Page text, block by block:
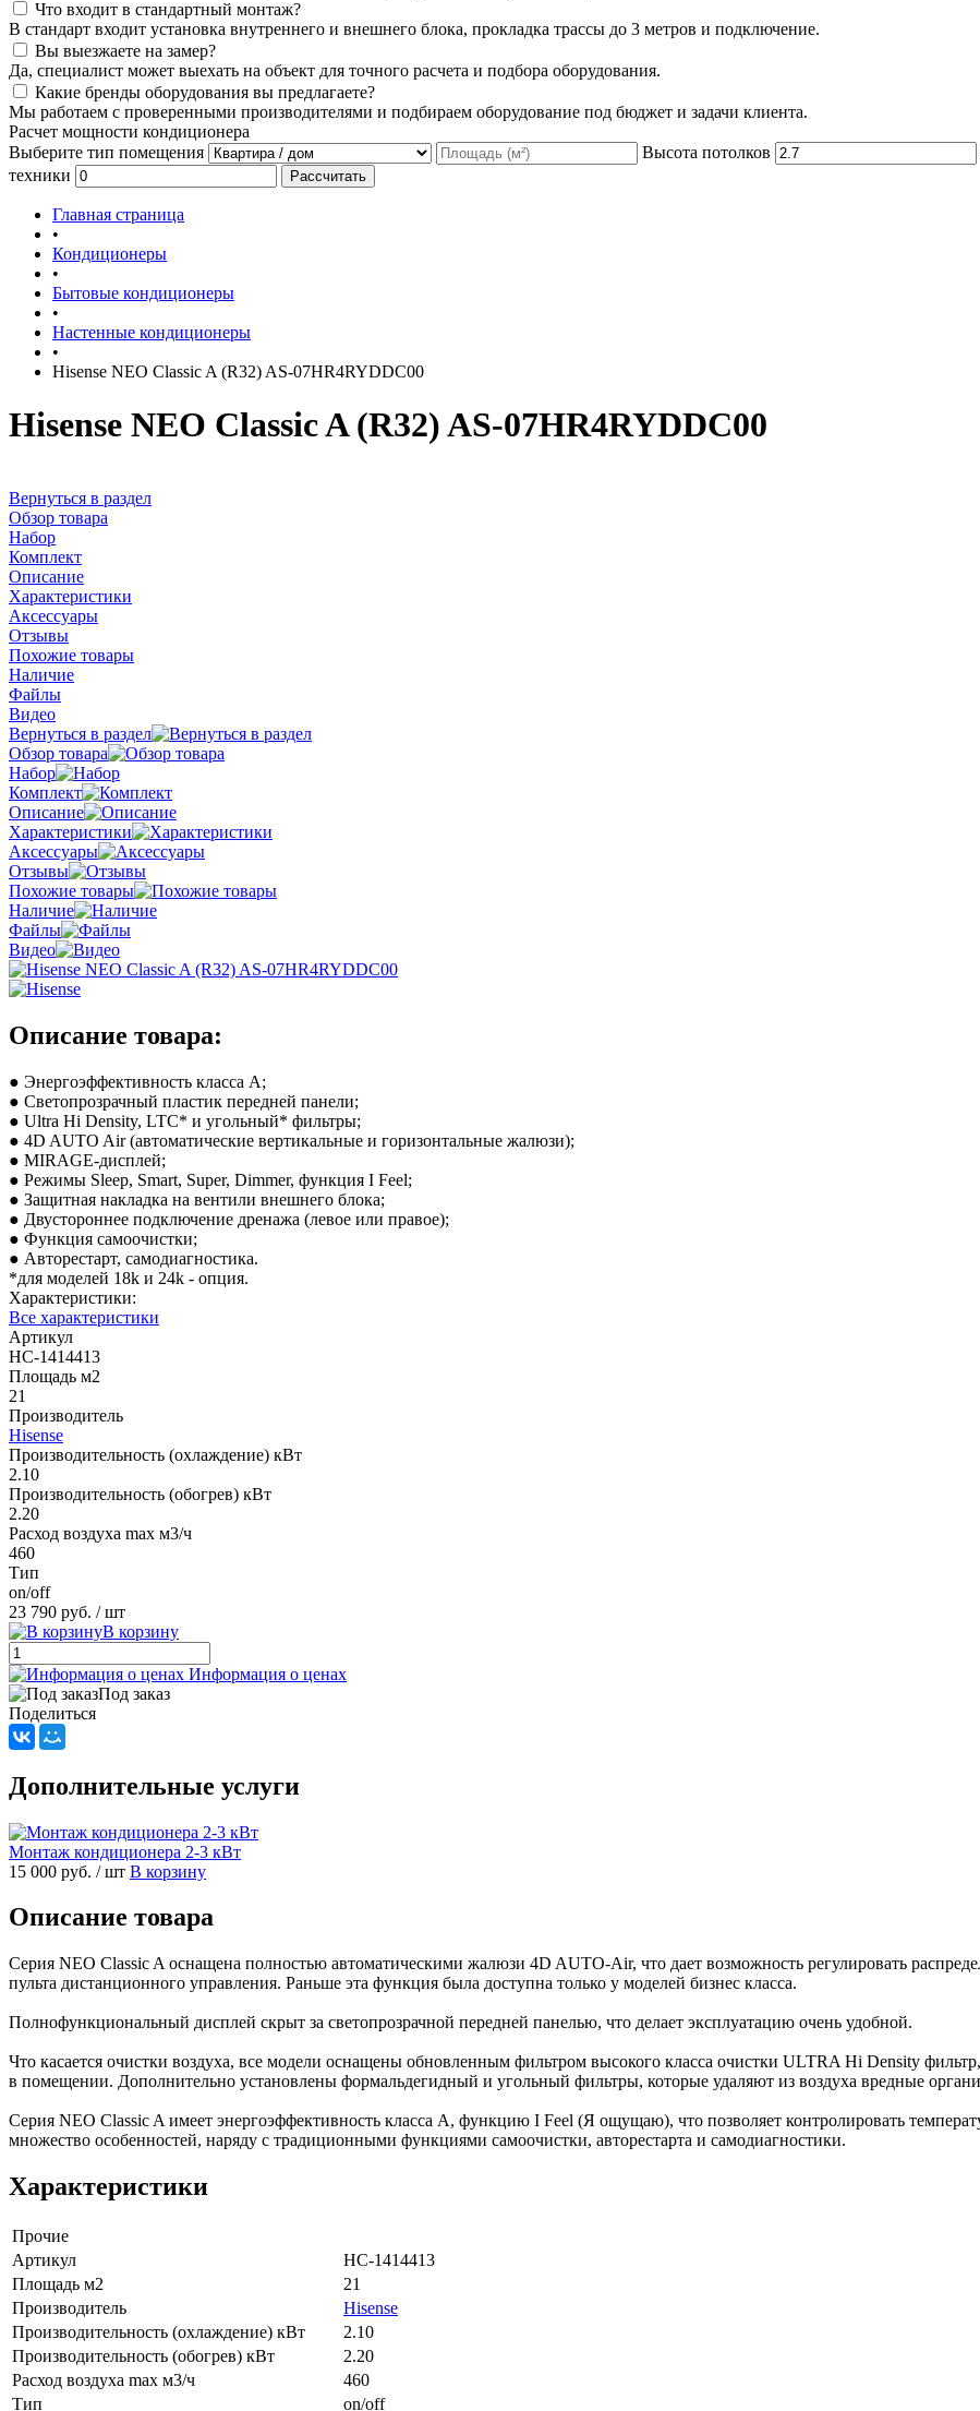
Что входит в стандартный монтаж?
В стандарт входит установка внутреннего и внешнего блока, прокладка трассы до 3 метров и подключение.
Вы выезжаете на замер?
Да, специалист может выехать на объект для точного расчета и подбора оборудования.
Какие бренды оборудования вы предлагаете?
Мы работаем с проверенными производителями и подбираем оборудование под бюджет и задачи клиента.
Расчет мощности кондиционера
Выберите тип помещения
Высота потолков
техники
Рассчитать
Главная страница
•
Кондиционеры
•
Бытовые кондиционеры
•
Настенные кондиционеры
•
Hisense NEO Classic A (R32) AS-07HR4RYDDC00
Hisense NEO Classic A (R32) AS-07HR4RYDDC00
Вернуться в раздел
Обзор товара
Набор
Комплект
Описание
Характеристики
Аксессуары
Отзывы
Похожие товары
Наличие
Файлы
Видео
Вернуться в раздел
Обзор товара
Набор
Комплект
Описание
Характеристики
Аксессуары
Отзывы
Похожие товары
Наличие
Файлы
Видео
Описание товара:
● Энергоэффективность класса А;
● Светопрозрачный пластик передней панели;
● Ultra Hi Density, LTC* и угольный* фильтры;
● 4D AUTO Air (автоматические вертикальные и горизонтальные жалюзи);
● MIRAGE-дисплей;
● Режимы Sleep, Smart, Super, Dimmer, функция I Feel;
● Защитная накладка на вентили внешнего блока;
● Двустороннее подключение дренажа (левое или правое);
● Функция самоочистки;
● Авторестарт, самодиагностика.
*для моделей 18k и 24k - опция.
Характеристики:
Все характеристики
Артикул
НС-1414413
Площадь м2
21
Производитель
Hisense
Производительность (охлаждение) кВт
2.10
Производительность (обогрев) кВт
2.20
Расход воздуха max м3/ч
460
Тип
on/off
23 790 руб. / шт
В корзину
Информация о ценах
Под заказ
Поделиться
Дополнительные услуги
Монтаж кондиционера 2-3 кВт
15 000 руб. / шт В корзину
Описание товара
Серия NEO Classic A оснащена полностью автоматическими жалюзи 4D AUTO-Air, что дает возможность регулировать
пульта дистанционного управления. Раньше эта функция была доступна только у моделей бизнес класса.
Полнофункциональный дисплей скрыт за светопрозрачной передней панелью, что делает эксплуатацию очень удобной.
Что касается очистки воздуха, все модели оснащены обновленным фильтром высокого класса очистки ULTRA Hi Density
в помещении. Дополнительно установлены формальдегидный и угольный фильтры, которые удаляют из воздуха вредные
Серия NEO Classic A имеет энергоэффективность класса А, функцию I Feel (Я ощущаю), что позволяет контролировать
множество особенностей, наряду с традиционными функциями самоочистки, авторестарта и самодиагностики.
Характеристики
Прочие
Артикул
НС-1414413
Площадь м2
21
Производитель
Hisense
Производительность (охлаждение) кВт
2.10
Производительность (обогрев) кВт
2.20
Расход воздуха max м3/ч
460
Тип
on/off